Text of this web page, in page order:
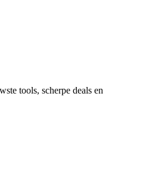
tools, scherpe deals en